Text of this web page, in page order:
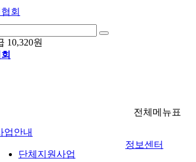
10,320원
란?
는길
국제 교류/개발 협력사업
전체메뉴표
업안내
단체지원사업
정보센터